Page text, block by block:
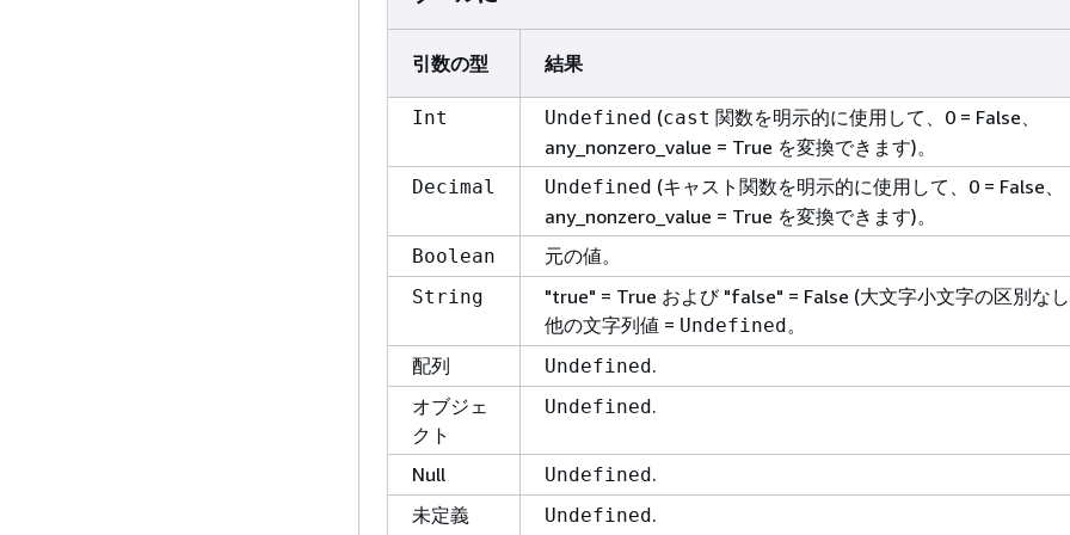
引数の型 結果
Int Undefined (cast 関数を明示的に使用して、0 = False、
any_nonzero_value = True を変換できます)。
Decimal Undefined (キャスト関数を明示的に使用して、0 = False、
any_nonzero_value = True を変換できます)。
Boolean 元の値。
String
"true" = True および "false" = False (大文字小文字の区別な
他の文字列値 = Undefined。
配列
Undefined.
オブジェ
クト
Undefined.
Null Undefined.
未定義
Undefined.